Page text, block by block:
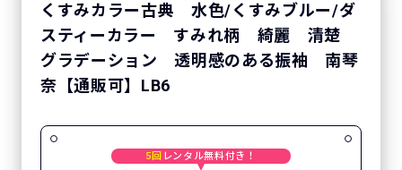
くすみカラー古典 水色/くすみブルー/ダ
スティーカラー すみれ柄 綺麗 清楚
グラデーション 透明感のある振袖 南琴
奈【通販可】LB6
5回 レンタル無料付き！